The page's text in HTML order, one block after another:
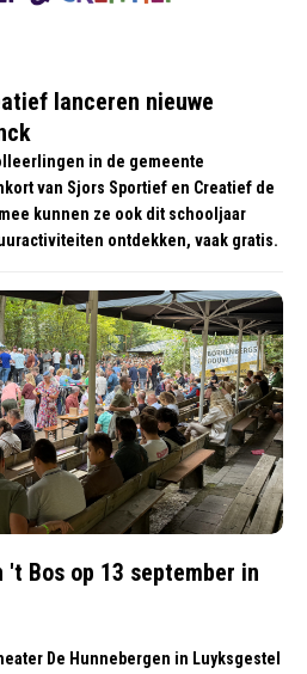
lanceren nieuwe
in de gemeente
van Sjors Sportief en Creatief de
kunnen ze ook dit schooljaar
ontdekken, vaak gratis.
Bos op 13 september in
De Hunnebergen in Luyksgestel